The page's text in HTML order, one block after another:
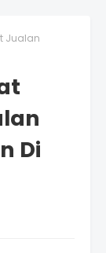
Jualan
Di